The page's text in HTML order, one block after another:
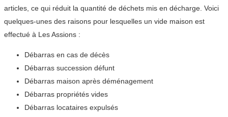
articles, ce qui réduit la quantité de déchets mis en décharge. Voici
quelques-unes des raisons pour lesquelles un vide maison est
effectué à Les Assions :
Débarras en cas de décès
Débarras succession défunt
Débarras maison après déménagement
Débarras propriétés vides
Débarras locataires expulsés